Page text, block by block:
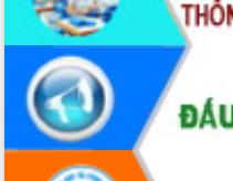
quan trọng
Thống nhất danh sách giới thiệu ứng
cử đại biểu Quốc hội khoá XVI và đại
biểu HĐND tỉnh Đắk Lắk, nhiệm kỳ
2026-2031
Phát động hai phong trào thi đua quan
trọng trong kỷ nguyên mới